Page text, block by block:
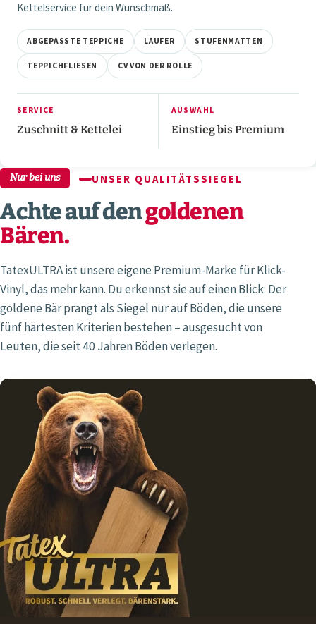
Kettelservice für dein Wunschmaß.
ABGEPASSTE TEPPICHE LÄUFER STUFENMATTEN
TEPPICHFLIESEN CV VON DER ROLLE
SERVICE
Zuschnitt & Kettelei
AUSWAHL
Einstieg bis Premium
Nur bei uns UNSER QUALITÄTSSIEGEL
Achte auf dengoldenen
Bären.
TatexULTRA ist unsere eigene Premium-Marke für Klick-
Vinyl, das mehr kann. Du erkennst sie auf einen Blick: Der
goldene Bär prangt als Siegel nur auf Böden, die unsere
fünf härtesten Kriterien bestehen – ausgesucht von
Leuten, die seit 40 Jahren Böden verlegen.